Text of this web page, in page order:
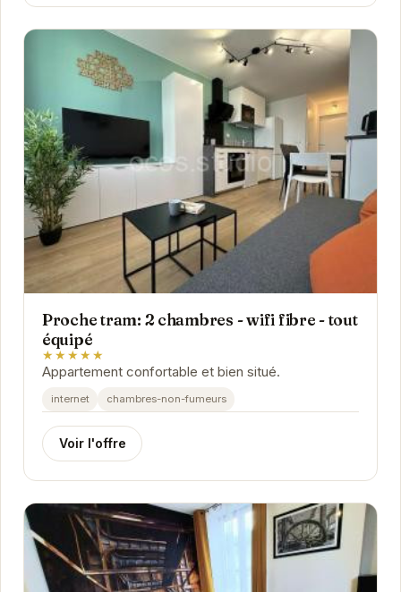
Proche tram: 2 chambres - wifi fibre - tout
équipé
★★★★★
Appartement confortable et bien situé.
internet chambres-non-fumeurs
Voir l'offre